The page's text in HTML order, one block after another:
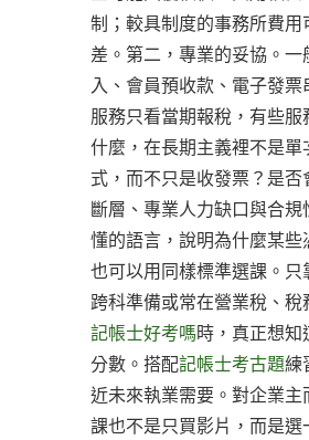
制；較具制度的事務所費
差。第二，專業的妥協。
入、會員預收款、電子發
服務只看當期報稅，有些
什麼，在長期主義裡不是
式，而不只是收發票？是
斷層、專業人力缺口與合
懂的語言，說明為什麼某
也可以用同樣標準選課。只
跨科準備或常在營業稅、稅
記帳士好考嗎時，真正想
分數。搭配記帳士考古題練
近未來執業需要。對企業
課也不是只買影片，而是